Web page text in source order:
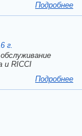
Подробнее
г.
и RICCI
Подробнее